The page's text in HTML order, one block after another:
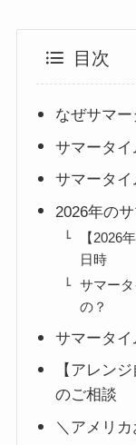
目次
なぜサマ
サマータ
サマータ
2026年の
【2026
日時
サマー
の？
サマータ
【アレン
のご相談
＼アメリ